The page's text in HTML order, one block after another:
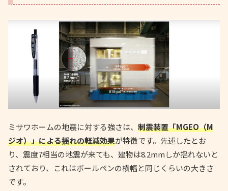
ミサワホームの地震に対する強さは、 制震装置「MGEO（M
ジオ）」による揺れの軽減効果が特徴です。先述したとお
り、震度7相当の地震が来ても、建物は8.2mmしか揺れないと
されており、これはボールペンの横幅と同じくらいの大きさ
です。